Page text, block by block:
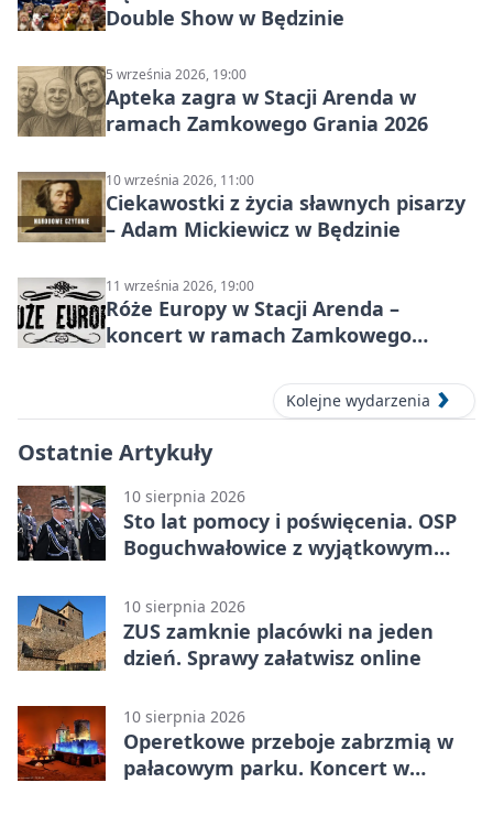
Double Show w Będzinie
5 września 2026, 19:00
Apteka zagra w Stacji Arenda w
ramach Zamkowego Grania 2026
10 września 2026, 11:00
Ciekawostki z życia sławnych pisarzy
– Adam Mickiewicz w Będzinie
11 września 2026, 19:00
Róże Europy w Stacji Arenda –
koncert w ramach Zamkowego
Kolejne wydarzenia
Ostatnie Artykuły
10 sierpnia 2026
Sto lat pomocy i poświęcenia. OSP
Boguchwałowice z wyjątkowym
10 sierpnia 2026
ZUS zamknie placówki na jeden
dzień. Sprawy załatwisz online
10 sierpnia 2026
Operetkowe przeboje zabrzmią w
pałacowym parku. Koncert w